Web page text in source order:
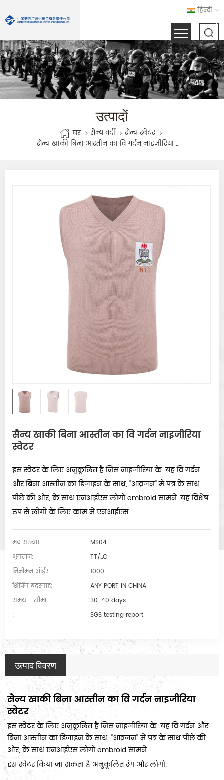
हिन्दी
उत्पादों
घर सैन्य वर्दी
सैन्य स्वेटर
सैन्य खाकी बिना आस्तीन का वि गर्दन नाइजीरिया स्वेटर
सैन्य खाकी बिना आस्तीन का वि गर्दन नाइजीरिया
स्वेटर
इस स्वेटर के लिए अनुकूलित है निस नाइजीरिया के. यह वि गर्दन
और बिना आस्तीन का डिजाइन के साथ, "आव्रजन" में पत्र के साथ
पीछे की ओर, के साथ एनआईएस लोगो embroid सामने.यह विशेष
रूप से लोगों के लिए काम में एनआईएस.
मद संख्या।:
MS04
भुगतान:
TT/LC
मिनीमम ऑर्डर:
1000
शिपिंग बंदरगाह:
ANY PORT IN CHINA
समय - सीमा:
30-40 days
:
SGS testing report
उत्पाद विवरण
सैन्य खाकी बिना आस्तीन का वि गर्दन नाइजीरिया
स्वेटर
इस स्वेटर के लिए अनुकूलित है निस नाइजीरिया के. यह वि गर्दन और
बिना आस्तीन का डिजाइन के साथ, "आव्रजन" में पत्र के साथ पीछे की
ओर, के साथ एनआईएस लोगो embroid सामने.
इस स्वेटर किया जा सकता है अनुकूलित रंग और लोगो.